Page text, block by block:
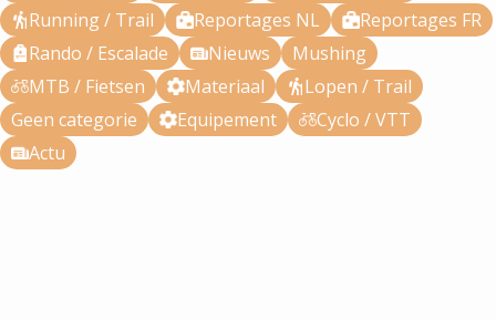
Running / Trail
Reportages NL
Reportages FR
Rando / Escalade
Nieuws
Mushing
MTB / Fietsen
Materiaal
Lopen / Trail
Geen categorie
Equipement
Cyclo / VTT
Actu